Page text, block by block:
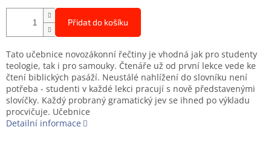
Přidat do košíku
Tato učebnice novozákonní řečtiny je vhodná jak pro studenty
teologie, tak i pro samouky. Čtenáře už od první lekce vede ke
čtení biblických pasáží. Neustálé nahlížení do slovníku není
potřeba - studenti v každé lekci pracují s nově představenými
slovíčky. Každý probraný gramatický jev se ihned po výkladu
procvičuje. Učebnice
Detailní informace